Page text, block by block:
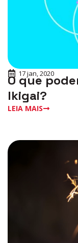
17 jan, 2020
O que
Ikigai?
LEIA MAIS